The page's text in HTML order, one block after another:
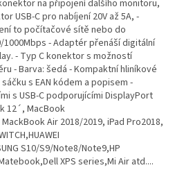
na připojení dalšího monitoru,
USB-C pro nabíjení 20V až 5A, -
to počítačové sítě nebo do
- Adaptér přenáší digitální
- Typ C konektor s možností
- Barva: šedá - Kompaktní hliníkové
s EAN kódem a popisem -
s USB-C podporujícími DisplayPort
12´, MacBook
Air 2018/2019, iPad Pro2018,
S10/S9/Note8/Note9,HP
XPS series,Mi Air atd....